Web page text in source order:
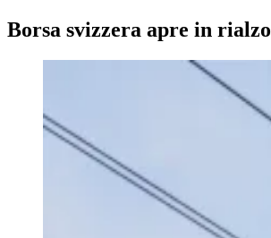
Borsa svizzera apre in rialzo